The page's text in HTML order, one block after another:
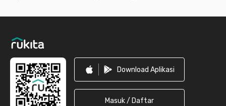
Download Aplikasi
Masuk / Daftar